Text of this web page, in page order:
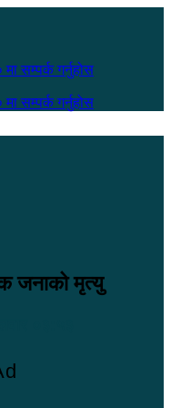
सम्पर्क गर्नुहोस
सम्पर्क गर्नुहोस
जनाको मृत्यु
०३:५३